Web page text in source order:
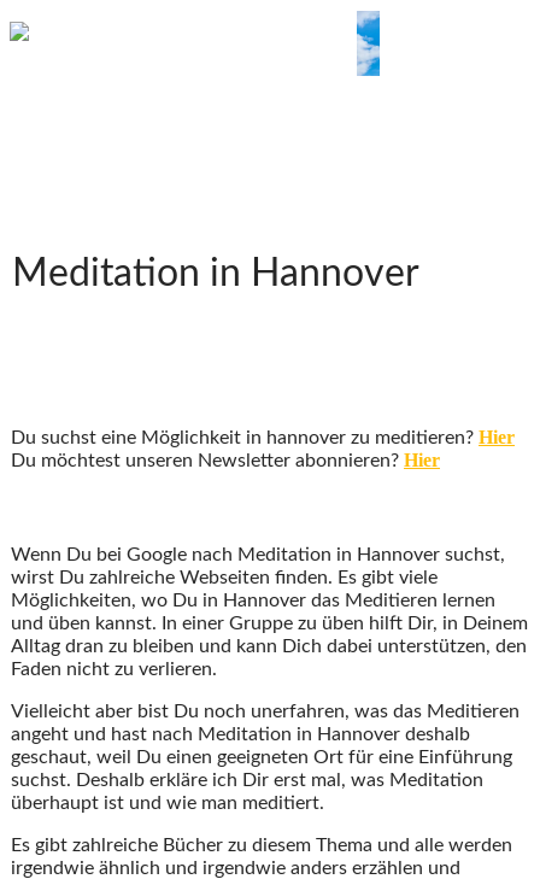
Meditation in Hannover
Du suchst eine Möglichkeit in hannover zu meditieren? Hier
Du möchtest unseren Newsletter abonnieren? Hier
Wenn Du bei Google nach Meditation in Hannover suchst,
wirst Du zahlreiche Webseiten finden. Es gibt viele
Möglichkeiten, wo Du in Hannover das Meditieren lernen
und üben kannst. In einer Gruppe zu üben hilft Dir, in Deinem
Alltag dran zu bleiben und kann Dich dabei unterstützen, den
Faden nicht zu verlieren.
Vielleicht aber bist Du noch unerfahren, was das Meditieren
angeht und hast nach Meditation in Hannover deshalb
geschaut, weil Du einen geeigneten Ort für eine Einführung
suchst. Deshalb erkläre ich Dir erst mal, was Meditation
überhaupt ist und wie man meditiert.
Es gibt zahlreiche Bücher zu diesem Thema und alle werden
irgendwie ähnlich und irgendwie anders erzählen und